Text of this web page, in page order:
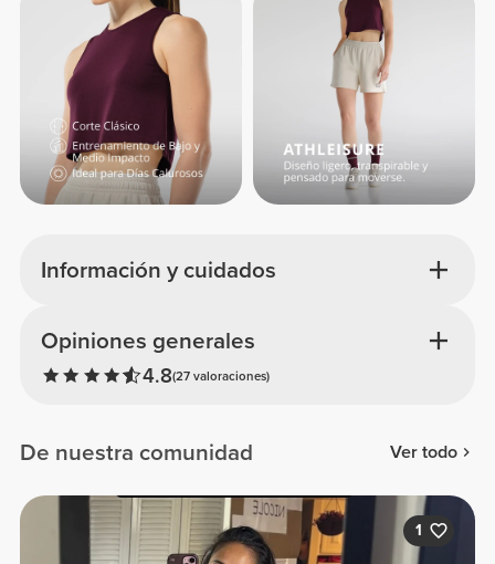
Información y cuidados
Opiniones generales
4.8(27 valoraciones)
De nuestra comunidad Ver todo
1